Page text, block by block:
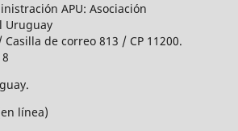
APU: Asociación
Uruguay
Casilla de correo 813 / CP 11200.
línea)